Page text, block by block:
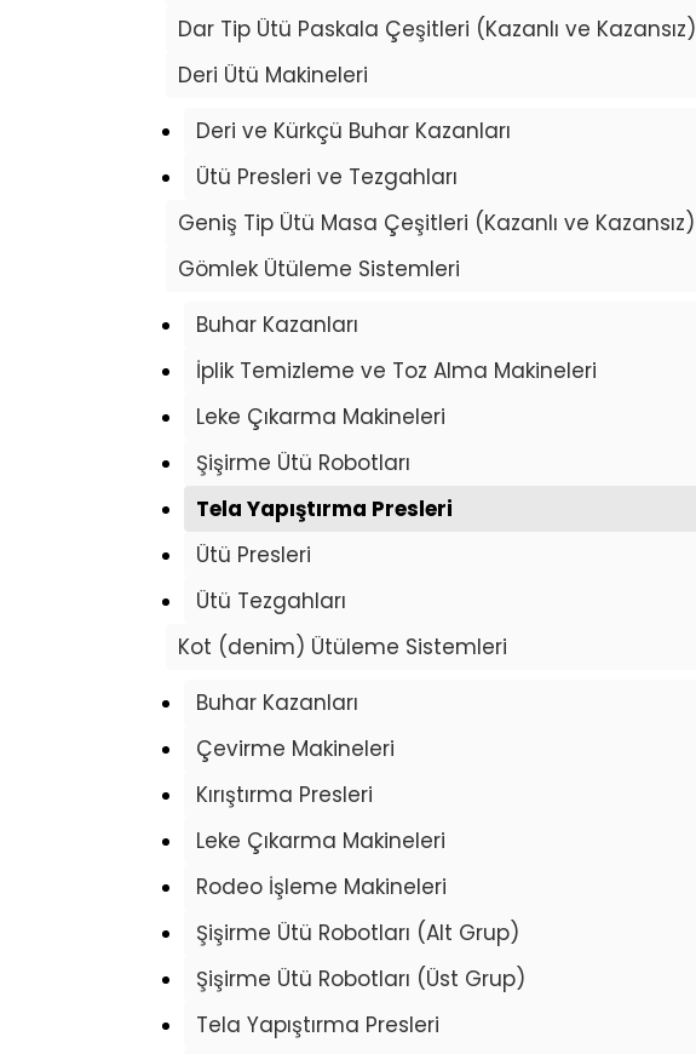
Dar Tip Ütü Paskala Çeşitleri (Kazanlı ve Kazansız)
Deri Ütü Makineleri
Deri ve Kürkçü Buhar Kazanları
Ütü Presleri ve Tezgahları
Geniş Tip Ütü Masa Çeşitleri (Kazanlı ve Kazansız)
Gömlek Ütüleme Sistemleri
Buhar Kazanları
İplik Temizleme ve Toz Alma Makineleri
Leke Çıkarma Makineleri
Şişirme Ütü Robotları
Tela Yapıştırma Presleri
Ütü Presleri
Ütü Tezgahları
Kot (denim) Ütüleme Sistemleri
Buhar Kazanları
Çevirme Makineleri
Kırıştırma Presleri
Leke Çıkarma Makineleri
Rodeo İşleme Makineleri
Şişirme Ütü Robotları (Alt Grup)
Şişirme Ütü Robotları (Üst Grup)
Tela Yapıştırma Presleri